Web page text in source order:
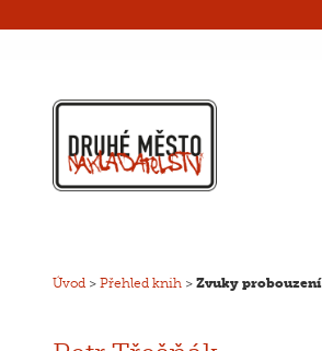
Úvod > Přehled knih > Zvuky probouzení